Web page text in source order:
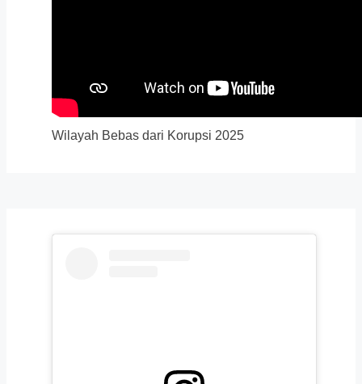
Wilayah Bebas dari Korupsi 2025